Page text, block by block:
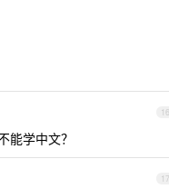
16
能学中文？
17